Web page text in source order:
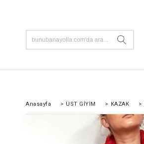
Anasayfa > ÜST GİYİM > KAZAK >